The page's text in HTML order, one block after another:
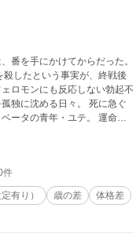
番を手にかけてからだった。
したという事実が、終戦後
ロモンにも反応しない勃起不
独に沈める日々。 死に急ぐ
ータの青年・ユテ。 運命の
た二人きりの生活。ユテの純
つ溶かしていく。 だがある
するシグルドに追い討ちと
件
有り） 歳の差
体格差